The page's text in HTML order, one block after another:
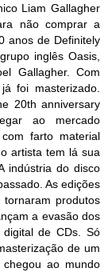
Liam Gallagher
não comprar a
anos de Definitely
inglês Oasis,
Gallagher. Com
foi masterizado.
20th anniversary
ao mercado
farto material
artista tem lá sua
indústria do disco
As edições
produtos
a evasão dos
de CDs. Só
de um
ao mundo